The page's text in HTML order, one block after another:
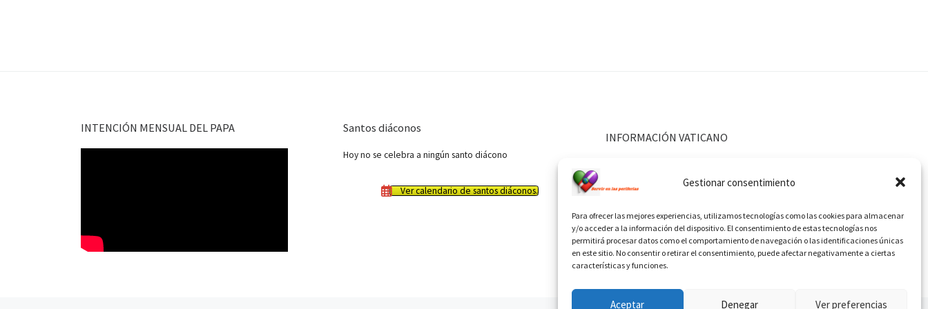
Gestionar consentimiento
Para ofrecer las mejores experiencias, utilizamos tecnologías como las cookies para almacenar
y/o acceder a la información del dispositivo. El consentimiento de estas tecnologías nos
permitirá procesar datos como el comportamiento de navegación o las identificaciones únicas
en este sitio. No consentir o retirar el consentimiento, puede afectar negativamente a ciertas
características y funciones.
Aceptar Denegar Ver preferencias
INTENCIÓN MENSUAL DEL PAPA Santos diáconos
Hoy no se celebra a ningún santo diácono
Ver calendario de santos diáconos.
INFORMACIÓN VATICANO